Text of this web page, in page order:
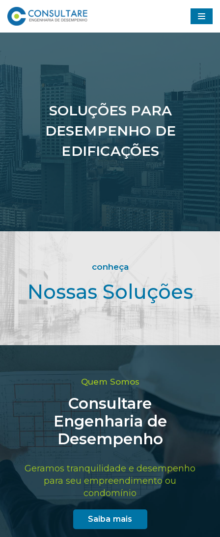
o
conteúdo
SOLUÇÕES PARA
DESEMPENHO DE
EDIFICAÇÕES
conheça
Nossas Soluções
Quem Somos
Consultare
Engenharia de
Desempenho
Geramos tranquilidade e desempenho
para seu empreendimento ou
condomínio
Saiba mais